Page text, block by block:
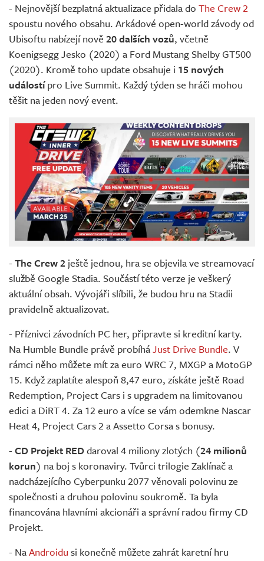
- Nejnovější bezplatná aktualizace přidala do The Crew 2
spoustu nového obsahu. Arkádové open-world závody od
Ubisoftu nabízejí nově 20 dalších vozů, včetně
Koenigsegg Jesko (2020) a Ford Mustang Shelby GT500
(2020). Kromě toho update obsahuje i 15 nových
událostípro Live Summit. Každý týden se hráči mohou
těšit na jeden nový event.
- The Crew 2 ještě jednou, hra se objevila ve streamovací
službě Google Stadia. Součástí této verze je veškerý
aktuální obsah. Vývojáři slíbili, že budou hru na Stadii
pravidelně aktualizovat.
- Příznivci závodních PC her, připravte si kreditní karty.
Na Humble Bundle právě probíháJust Drive Bundle. V
rámci něho můžete mít za euro WRC 7, MXGP a MotoGP
15. Když zaplatíte alespoň 8,47 euro, získáte ještě Road
Redemption, Project Cars i s upgradem na limitovanou
edici a DiRT 4. Za 12 euro a více se vám odemkne Nascar
Heat 4, Project Cars 2 a Assetto Corsa s bonusy.
- CD Projekt REDdaroval 4 miliony zlotých (24 milionů
korun) na boj s koronaviry. Tvůrci trilogie Zaklínač a
nadcházejícího Cyberpunku 2077 věnovali polovinu ze
společnosti a druhou polovinu soukromě. Ta byla
financována hlavními akcionáři a správní radou firmy CD
Projekt.
- NaAndroidu si konečně můžete zahrát karetní hru